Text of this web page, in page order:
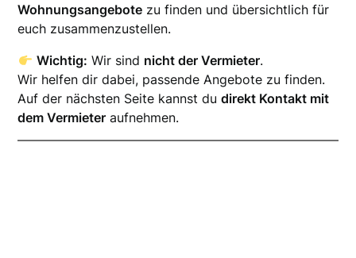
Wohnungsangebote zu finden und übersichtlich für
euch zusammenzustellen.
Wichtig: Wir sind nicht der Vermieter.
Wir helfen dir dabei, passende Angebote zu finden.
Auf der nächsten Seite kannst dudirekt Kontakt mit
dem Vermieter aufnehmen.